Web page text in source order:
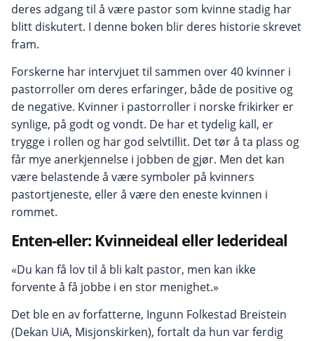
deres adgang til å være pastor som kvinne stadig har
blitt diskutert. I denne boken blir deres historie skrevet
fram.
Forskerne har intervjuet til sammen over 40 kvinner i
pastorroller om deres erfaringer, både de positive og
de negative. Kvinner i pastorroller i norske frikirker er
synlige, på godt og vondt. De har et tydelig kall, er
trygge i rollen og har god selvtillit. Det tør å ta plass og
får mye anerkjennelse i jobben de gjør. Men det kan
være belastende å være symboler på kvinners
pastortjeneste, eller å være den eneste kvinnen i
rommet.
Enten-eller: Kvinneideal eller lederideal
«Du kan få lov til å bli kalt pastor, men kan ikke
forvente å få jobbe i en stor menighet.»
Det ble en av forfatterne, Ingunn Folkestad Breistein
(Dekan UiA, Misjonskirken), fortalt da hun var ferdig